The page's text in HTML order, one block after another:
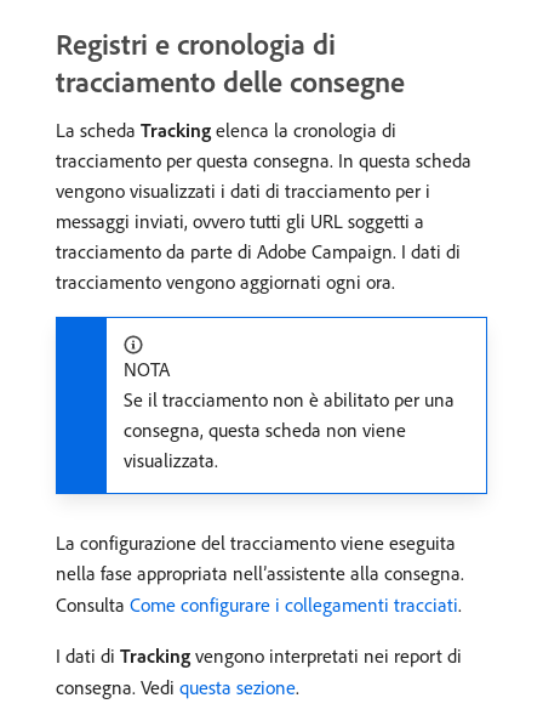
Registri e cronologia di
tracciamento delle consegne
La scheda Tracking elenca la cronologia di
tracciamento per questa consegna. In questa scheda
vengono visualizzati i dati di tracciamento per i
messaggi inviati, ovvero tutti gli URL soggetti a
tracciamento da parte di Adobe Campaign. I dati di
tracciamento vengono aggiornati ogni ora.
NOTA
Se il tracciamento non è abilitato per una
consegna, questa scheda non viene
visualizzata.
La configurazione del tracciamento viene eseguita
nella fase appropriata nell’assistente alla consegna.
Consulta Come configurare i collegamenti tracciati.
I dati di Tracking vengono interpretati nei report di
consegna. Vedi questa sezione.